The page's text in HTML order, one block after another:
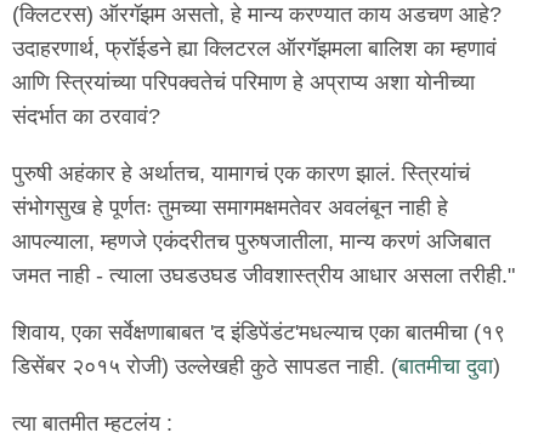
(क्लिटरस) ऑरगॅझम असतो, हे मान्य करण्यात काय अडचण आहे?
उदाहरणार्थ, फ्रॉईडने ह्या क्लिटरल ऑरगॅझमला बालिश का म्हणावं
आणि स्त्रियांच्या परिपक्वतेचं परिमाण हे अप्राप्य अशा योनीच्या
संदर्भात का ठरवावं?
पुरुषी अहंकार हे अर्थातच, यामागचं एक कारण झालं. स्त्रियांचं
संभोगसुख हे पूर्णतः तुमच्या समागमक्षमतेवर अवलंबून नाही हे
आपल्याला, म्हणजे एकंदरीतच पुरुषजातीला, मान्य करणं अजिबात
जमत नाही - त्याला उघडउघड जीवशास्त्रीय आधार असला तरीही."
शिवाय, एका सर्वेक्षणाबाबत 'द इंडिपेंडंट'मधल्याच एका बातमीचा (१९
डिसेंबर २०१५ रोजी) उल्लेखही कुठे सापडत नाही. (बातमीचा दुवा)
त्या बातमीत म्हटलंय :